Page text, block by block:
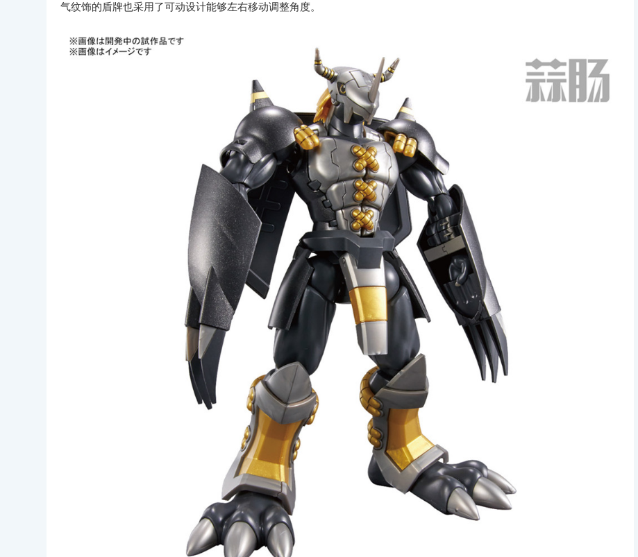
气纹饰的盾牌也采用了可动设计能够左右移动调整角度。